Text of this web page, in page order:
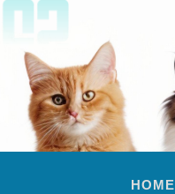
HOME